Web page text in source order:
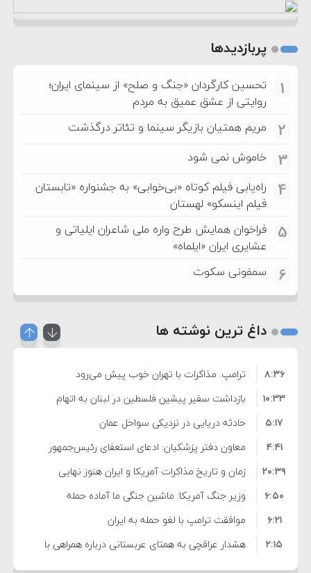
پربازدیدها
1
تحسین کارگردان «جنگ و صلح» از سینمای ایران؛
روایتی از عشق عمیق به مردم
2 مریم همتیان بازیگر سینما و تئاتر درگذشت
3 خاموش نمی شود
4
راه‌یابی فیلم کوتاه «بی‌خوابی» به جشنواره «تابستان
فیلم اینسکو» لهستان
5
فراخوان همایش طرح واره ملی شاعران ایلیاتی و
عشایری ایران «ایلماه»
6 سمفونی سکوت
داغ ترین نوشته ها
ترامپ: مذاکرات با تهران خوب پیش می‌رود
۸:۳۶
بازداشت سفیر پیشین فلسطین در لبنان به اتهام
فساد و اختلاس اموال
۱۰:۳۳
حادثه دریایی در نزدیکی سواحل عمان
۵:۱۷
معاون دفتر پزشکیان: ادعای استعفای رئیس‌جمهور
واهی و کذب محض است
۴:۴۱
زمان و تاریخ مذاکرات آمریکا و ایران هنوز نهایی
نشده است
۲۰:۳۹
وزیر جنگ آمریکا: ماشین جنگی ما آماده حمله
نظامی علیه ایران است
۶:۵۰
موافقت ترامپ با لغو حمله به ایران
۶:۲۱
هشدار عراقچی به همتای عربستانی درباره همراهی با
آمریکا
۲:۱۵
مقام ارشد امنیتی: برنامه گسترده‌ای برای پاسخ به
۷:۱۰